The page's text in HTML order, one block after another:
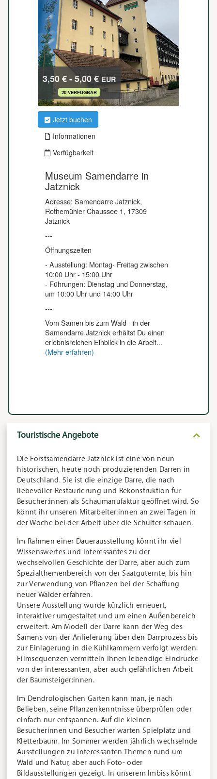
Touristische Angebote
Die Forstsamendarre Jatznick ist eine von neun
historischen, heute noch produzierenden Darren in
Deutschland. Sie ist die einzige Darre, die nach
liebevoller Restaurierung und Rekonstruktion für
Besucher:innen als Schaumanufaktur geöffnet wird. So
könnt ihr unseren Mitarbeiter:innen an zwei Tagen in
der Woche bei der Arbeit über die Schulter schauen.
Im Rahmen einer Dauerausstellung könnt ihr viel
Wissenswertes und Interessantes zu der
wechselvollen Geschichte der Darre, aber auch zum
Spezialthemenbereich von der Saatguternte, bis hin
zur Verwendung von Pflanzen bei der Schaffung
neuer Wälder erfahren.
Unsere Ausstellung wurde kürzlich erneuert,
interaktiver umgestaltet und um einen Außenbereich
erweitert. Am Modell der Darre kann der Weg des
Samens von der Anlieferung über den Darrprozess bis
zur Einlagerung in die Kühlkammern verfolgt werden.
Filmsequenzen vermitteln Ihnen lebendige Eindrücke
von der interessanten, aber auch gefährlichen Arbeit
der Baumsteiger:innen.
Im Dendrologischen Garten kann man, je nach
Belieben, seine Pflanzenkenntnisse überprüfen oder
einfach nur entspannen. Auf die kleinen
Besucherinnen und Besucher warten Spielplatz und
Kletterbaum. Im Sommer werden jährlich wechselnde
Ausstellungen zu interessanten Themen rund um
Wald und Natur, aber auch Foto- oder
Bildausstellungen gezeigt. In unserem Imbiss könnt